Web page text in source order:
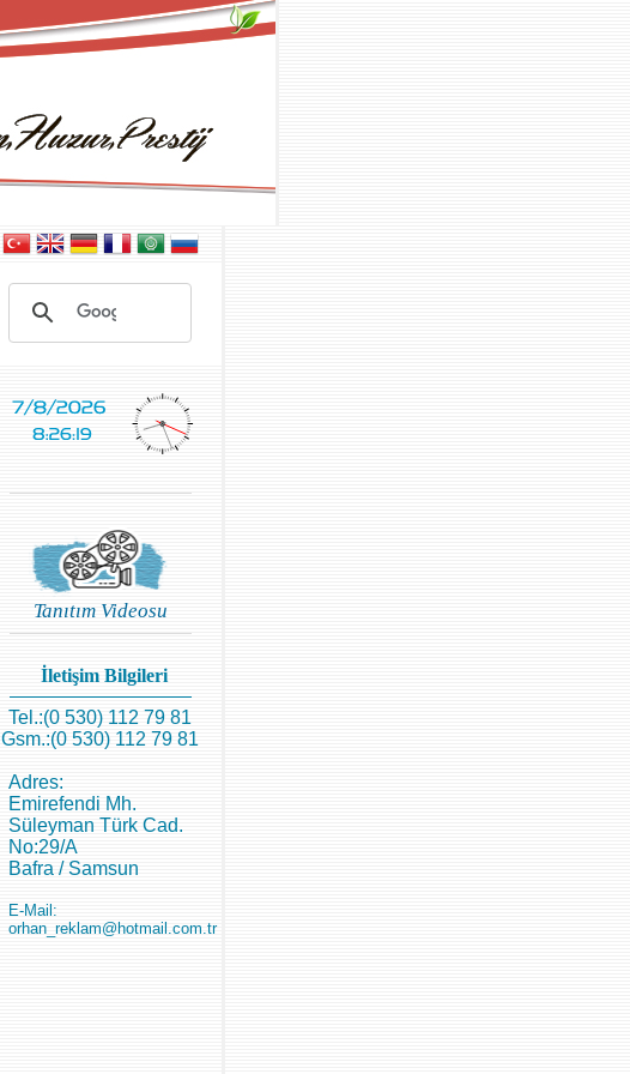
Tanıtım Videosu
İletişim Bilgileri
Tel.:(0 530) 112 79 81
Gsm.:(0 530) 112 79 81
Adres:
Emirefendi Mh.
Süleyman Türk Cad.
No:29/A
Bafra / Samsun
E-Mail:
orhan_reklam@hotmail.com.tr